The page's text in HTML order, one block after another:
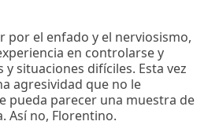
por el enfado y el nerviosismo,
en controlarse y
situaciones difíciles. Esta vez
agresividad que no le
pueda parecer una muestra de
Así no, Florentino.